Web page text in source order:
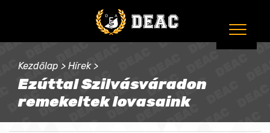
Kezdőlap > Hírek >
Ezúttal Szilvásváradon
remekeltek lovasaink